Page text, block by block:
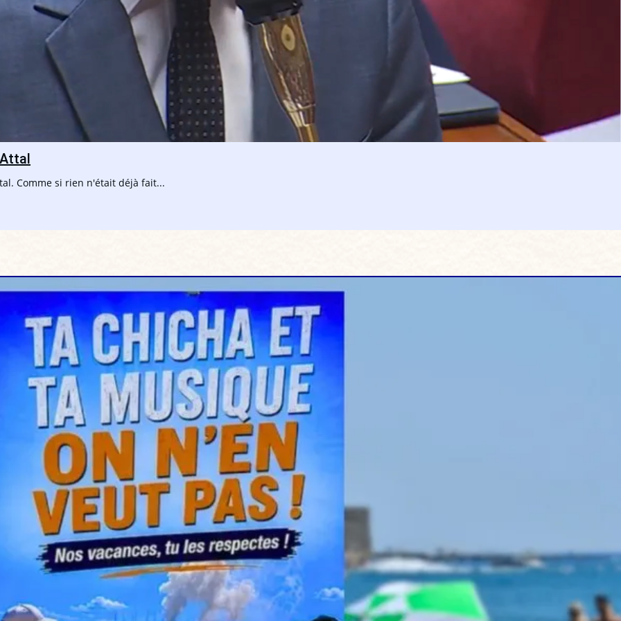
Comme si rien n'était déjà fait...